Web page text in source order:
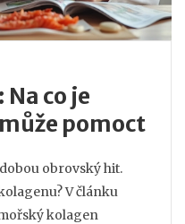
co je
pomoct
obrovský hit.
V článku
kolagen